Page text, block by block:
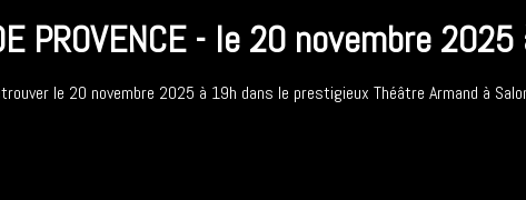
PROVENCE - le 20 novembre
le 20 novembre 2025 à 19h dans le prestigieux Théâtre Armand à